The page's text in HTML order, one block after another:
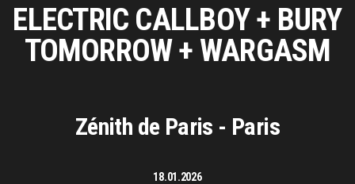
ELECTRIC CALLBOY + BURY
TOMORROW + WARGASM
Zénith de Paris - Paris
18.01.2026